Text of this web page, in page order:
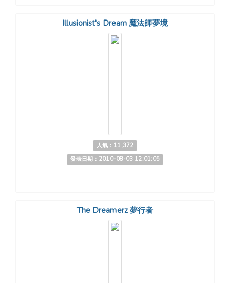
Illusionist's Dream 魔法師夢境
人氣：11,372
發表日期：2010-08-03 12:01:05
The Dreamerz 夢行者